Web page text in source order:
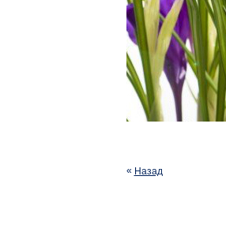
Назад